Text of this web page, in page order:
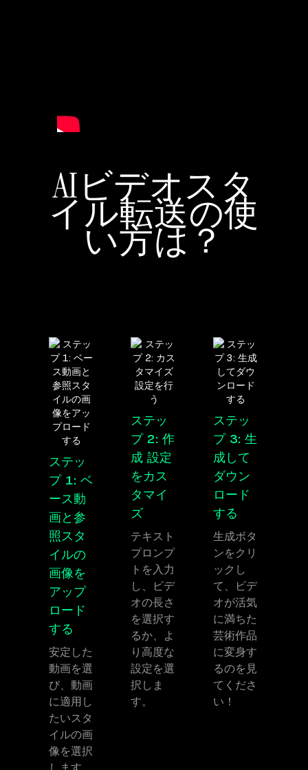
AIビデオスタ
イル転送の使
い方は？
ステッ
プ 1: ベ
ース動
画と参
照スタ
イルの
画像を
アップ
ロード
する
安定した
動画を選
び、動画
に適用し
たいスタ
イルの画
像を選択
ステッ
プ 2: 作
成設定
をカス
タマイ
ズ
テキスト
プロンプ
トを入力
し、ビデ
オの長さ
を選択す
るか、よ
り高度な
設定を選
択しま
す。
ステッ
プ 3: 生
成して
ダウン
ロード
する
生成ボタ
ンをクリ
ックし
て、ビデ
オが活気
に満ちた
芸術作品
に変身す
るのを見
てくださ
い！